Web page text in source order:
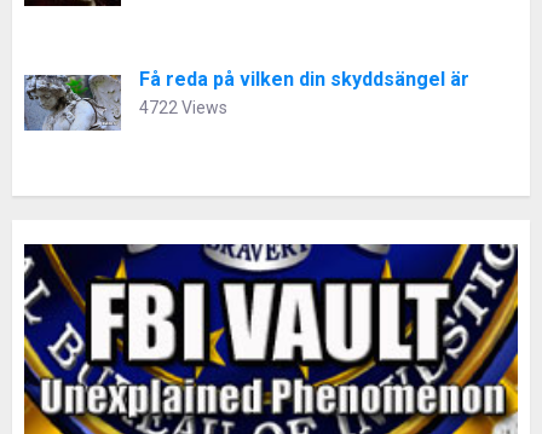
Få reda på vilken din skyddsängel är
4722 Views